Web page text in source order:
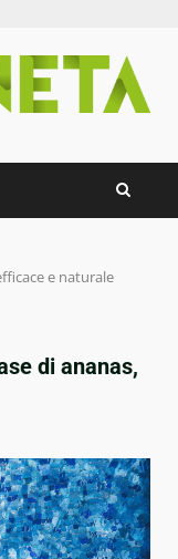
e naturale
di ananas,